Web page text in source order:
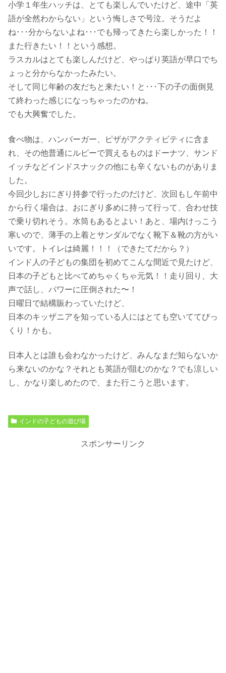
小学１年生ハッチは、とても楽しんでいたけど、途中「英
語が全然わからない」という悔しさで号泣。そうだよ
ね･･･分からないよね･･･でも帰ってきたら楽しかった！！
また行きたい！！という感想。
ラスカルはとても楽しんだけど、やっぱり英語が早口でち
ょっと分からなかったみたい。
そして同じ年齢の友だちと来たい！と･･･下の子の面倒見
て終わった感じになっちゃったのかね。
でも大興奮でした。
食べ物は、ハンバーガー、ピザがアクティビティに含ま
れ、その他普通にルピーで買えるものはドーナツ、サンド
イッチなどインドスナックの他にも辛くないものがありま
した。
今回少しおにぎり持参で行ったのだけど、次回もし午前中
から行く場合は、おにぎり多めに持って行って、合わせ技
で乗り切れそう。水筒もあるとよい！あと、場内けっこう
寒いので、薄手の上着とサンダルでなく靴下＆靴の方がい
いです。トイレは綺麗！！！（できたてだから？）
インド人の子どもの集団を初めてこんな間近で見たけど、
日本の子どもと比べてめちゃくちゃ元気！！走り回り、大
声で話し、パワーに圧倒された〜！
日曜日で結構賑わっていたけど、
日本のキッザニアを知っている人にはとても空いててびっ
くり！かも。
日本人とは誰も会わなかったけど、みんなまだ知らないか
ら来ないのかな？それとも英語が阻むのかな？でも涼しい
し、かなり楽しめたので、また行こうと思います。
インドの子どもの遊び場
スポンサーリンク